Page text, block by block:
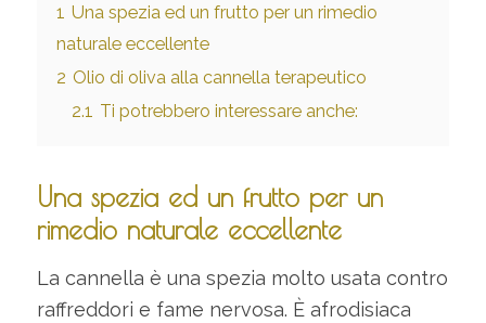
1 Una spezia ed un frutto per un rimedio
naturale eccellente
2 Olio di oliva alla cannella terapeutico
2.1 Ti potrebbero interessare anche:
Una spezia ed un frutto per un
rimedio naturale eccellente
La cannella è una spezia molto usata contro
raffreddori e fame nervosa. È afrodisiaca